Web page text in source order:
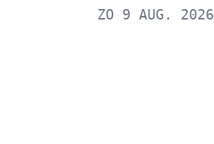
ZO 9 AUG. 2026